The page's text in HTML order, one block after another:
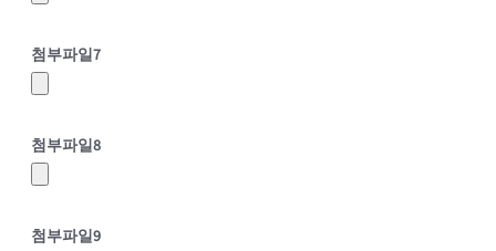
첨부파일7
첨부파일8
첨부파일9